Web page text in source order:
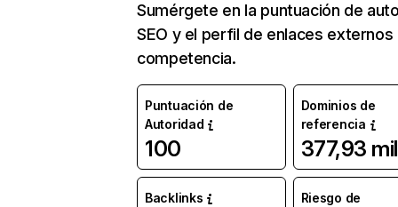
Sumérgete en la puntuación de
SEO y el perfil de enlaces externos
competencia.
Puntuación de
Autoridad
100
Dominios de
referencia
377,93 mil
Backlinks
Riesgo de